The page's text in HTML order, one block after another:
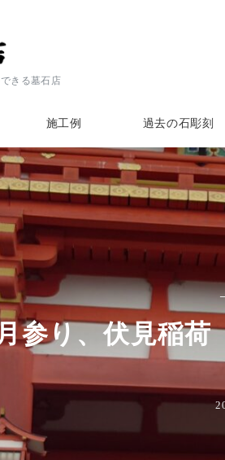
きる墓石店
施工例 過去の石彫刻
参り、伏見稲